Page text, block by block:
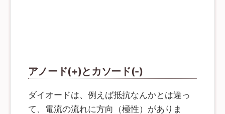
チをはんだ付けします。 Pro Microのはんだ付け チップ
が載っている面が内側を向くように Pro Micro を取り付
けしてください。 コンスルーピンヘッダを利用するとき
には Pro Micro ...
アノード(+)とカソード(-)
ダイオードは、例えば抵抗なんかとは違っ
て、電流の流れに方向（極性）がありま